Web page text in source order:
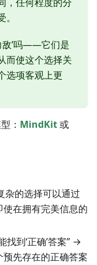
敌’吗——它们是
使这个选择关
选项客观上更
： MindKit或
杂的选择可以通过
在拥有完美信息的
找到‘正确’答案” →
先存在的正确答案